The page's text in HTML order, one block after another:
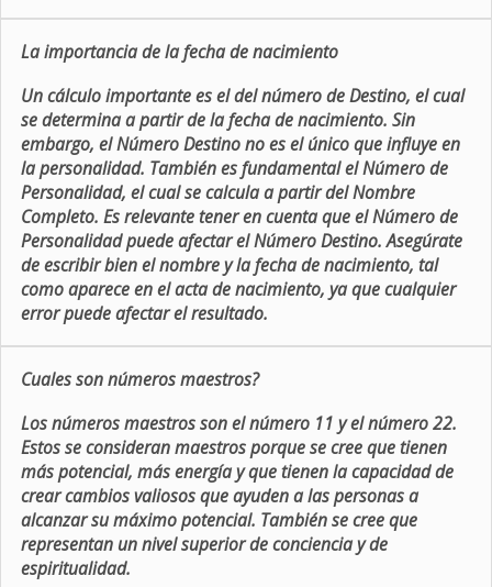
La importancia de la fecha de nacimiento
Un cálculo importante es el del número de Destino, el cual
se determina a partir de la fecha de nacimiento. Sin
embargo, el Número Destino no es el único que influye en
la personalidad. También es fundamental el Número de
Personalidad, el cual se calcula a partir del Nombre
Completo. Es relevante tener en cuenta que el Número de
Personalidad puede afectar el Número Destino. Asegúrate
de escribir bien el nombre y la fecha de nacimiento, tal
como aparece en el acta de nacimiento, ya que cualquier
error puede afectar el resultado.
Cuales son números maestros?
Los números maestros son el número 11 y el número 22.
Estos se consideran maestros porque se cree que tienen
más potencial, más energía y que tienen la capacidad de
crear cambios valiosos que ayuden a las personas a
alcanzar su máximo potencial. También se cree que
representan un nivel superior de conciencia y de
espiritualidad.